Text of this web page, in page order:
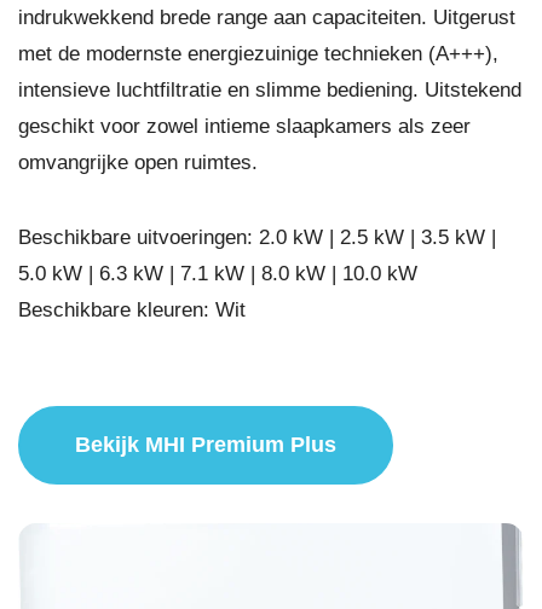
indrukwekkend brede range aan capaciteiten. Uitgerust
met de modernste energiezuinige technieken (A+++),
intensieve luchtfiltratie en slimme bediening. Uitstekend
geschikt voor zowel intieme slaapkamers als zeer
omvangrijke open ruimtes.
Beschikbare uitvoeringen: 2.0 kW | 2.5 kW | 3.5 kW |
5.0 kW | 6.3 kW | 7.1 kW | 8.0 kW | 10.0 kW
Beschikbare kleuren: Wit
Bekijk MHI Premium Plus